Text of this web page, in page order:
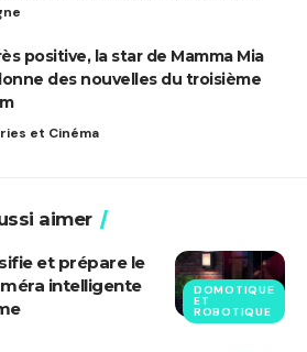
positive, la star de Mamma Mia
des nouvelles du troisième
et Cinéma
aimer
DOMOTIQUE
ET
ROBOTIQUE
et prépare le
intelligente